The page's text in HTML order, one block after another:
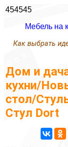
454545
Мебель на
Как выбрать
Дом и
кухни/
стол/
Стул Dort